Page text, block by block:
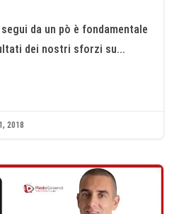
da un pò è fondamentale
dei nostri sforzi su...
2018